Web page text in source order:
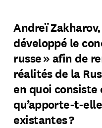
Andreï
développé le
russe » afin de
réalités de la
en quoi
qu’apporte-t-
existantes ?